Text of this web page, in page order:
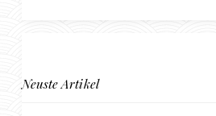
Neuste Artikel